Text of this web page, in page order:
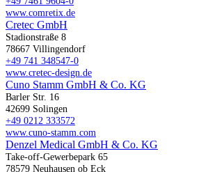
www.comretix.de
Cretec GmbH
Stadionstraße 8
78667 Villingendorf
+49 741 348547-0
www.cretec-design.de
Cuno Stamm GmbH & Co. KG
Barler Str. 16
42699 Solingen
+49 0212 333572
www.cuno-stamm.com
Denzel Medical GmbH & Co. KG
Take-off-Gewerbepark 65
78579 Neuhausen ob Eck